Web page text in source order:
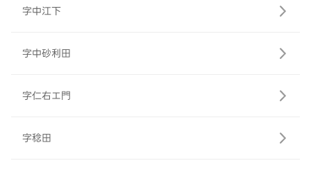
字中江下
字中砂利田
字仁右エ門
字稔田